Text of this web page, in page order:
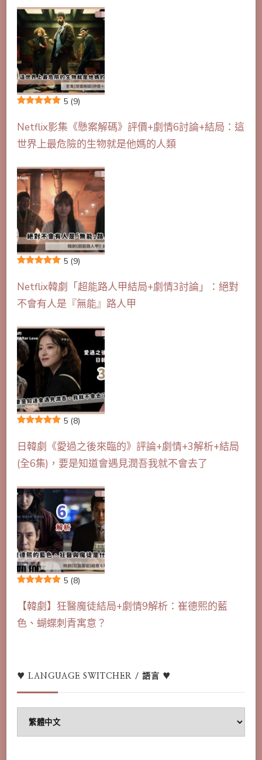
5 (9)
Netflix影集《懸案解碼》評價+劇情6討論+結局：這
世界上最危險的生物就是他媽的人類
5 (9)
Netflix韓劇「超能路人甲結局+劇情3討論」：絕對
不會有人是『無能』路人甲
5 (8)
日韓劇《愛過之後來臨的》評論+劇情+3解析+結局
(全6集)，要是知道會遇見潤吾我就不會去了
5 (8)
【韓劇】狂醫魔徒結局+劇情9解析：崔德熙的藍
色、蝴蝶刺青寓意？
♥ LANGUAGE SWITCHER / 語言 ♥